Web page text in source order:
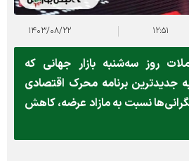
۱۲:۵۱ ۱۴۰۳/۰۸/۲۲
روز سه‌شنبه بازار جهانی که
جدیدترین برنامه محرک اقتصادی
نسبت به مازاد عرضه، کاهش